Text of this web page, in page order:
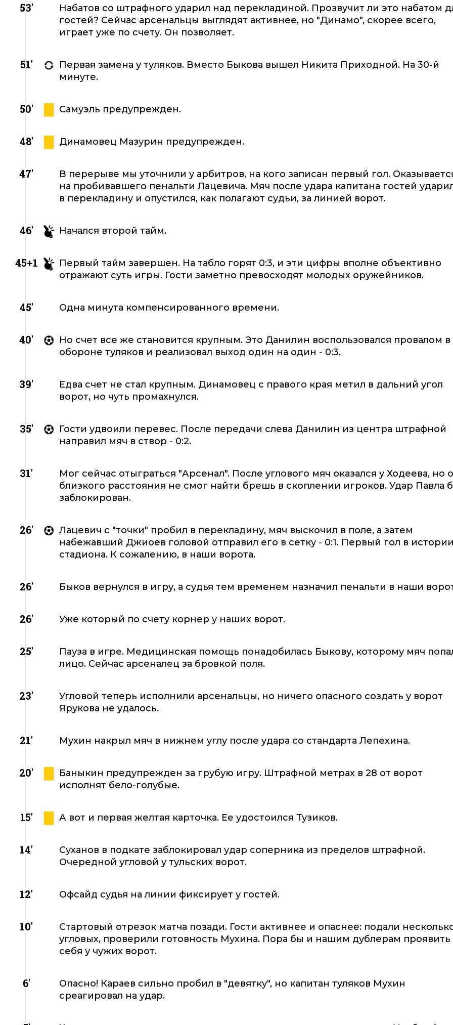
53'
Набатов со штрафного ударил над перекладиной. Прозвучит ли это набатом
гостей? Сейчас арсенальцы выглядят активнее, но "Динамо", скорее всего,
играет уже по счету. Он позволяет.
51'
Первая замена у туляков. Вместо Быкова вышел Никита Приходной. На 30-й
минуте.
50' Самуэль предупрежден.
48' Динамовец Мазурин предупрежден.
47'
В перерыве мы уточнили у арбитров, на кого записан первый гол.
на пробивавшего пенальти Лацевича. Мяч после удара капитана гостей
в перекладину и опустился, как полагают судьи, за линией ворот.
46' Начался второй тайм.
45+1
Первый тайм завершен. На табло горят 0:3, и эти цифры вполне объективно
отражают суть игры. Гости заметно превосходят молодых оружейников.
45' Одна минута компенсированного времени.
40'
Но счет все же становится крупным. Это Данилин воспользовался провалом в
обороне туляков и реализовал выход один на один - 0:3.
39'
Едва счет не стал крупным. Динамовец с правого края метил в дальний угол
ворот, но чуть промахнулся.
35'
Гости удвоили перевес. После передачи слева Данилин из центра штрафной
направил мяч в створ - 0:2.
31'
Мог сейчас отыграться "Арсенал". После углового мяч оказался у Ходеева, но
близкого расстояния не смог найти брешь в скоплении игроков. Удар Павла
заблокирован.
26'
Лацевич с "точки" пробил в перекладину, мяч выскочил в поле, а затем
набежавший Джиоев головой отправил его в сетку - 0:1. Первый гол в
стадиона. К сожалению, в наши ворота.
26' Быков вернулся в игру, а судья тем временем назначил пенальти в наши
26' Уже который по счету корнер у наших ворот.
25'
Пауза в игре. Медицинская помощь понадобилась Быкову, которому мяч
лицо. Сейчас арсеналец за бровкой поля.
23'
Угловой теперь исполнили арсенальцы, но ничего опасного создать у ворот
Ярукова не удалось.
21' Мухин накрыл мяч в нижнем углу после удара со стандарта Лепехина.
20'
Баныкин предупрежден за грубую игру. Штрафной метрах в 28 от ворот
исполнят бело-голубые.
15' А вот и первая желтая карточка. Ее удостоился Тузиков.
14'
Суханов в подкате заблокировал удар соперника из пределов штрафной.
Очередной угловой у тульских ворот.
12' Офсайд судья на линии фиксирует у гостей.
10'
Стартовый отрезок матча позади. Гости активнее и опаснее: подали
угловых, проверили готовность Мухина. Пора бы и нашим дублерам проявить
себя у чужих ворот.
6'
Опасно! Караев сильно пробил в "девятку", но капитан туляков Мухин
среагировал на удар.